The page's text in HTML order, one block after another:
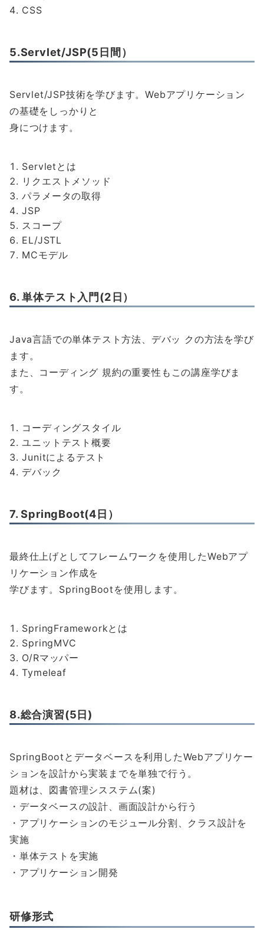
CSS
5.Servlet/JSP(5日間）
Servlet/JSP技術を学びます。Webアプリケーション
の基礎をしっかりと
身につけます。
Servletとは
リクエストメソッド
パラメータの取得
JSP
スコープ
EL/JSTL
MCモデル
6. 単体テスト入門(2日）
Java言語での単体テスト方法、デバッ クの方法を学び
ます。
また、コーディング 規約の重要性もこの講座学びま
す。
コーディングスタイル
ユニットテスト概要
Junitによるテスト
デバック
7. SpringBoot(4日）
最終仕上げとしてフレームワークを使用したWebアプ
リケーション作成を
学びます。SpringBootを使用します。
SpringFrameworkとは
SpringMVC
O/Rマッパー
Tymeleaf
8.総合演習(5日)
SpringBootとデータベースを利用したWebアプリケー
ションを設計から実装までを単独で行う。
題材は、図書管理シスステム(案)
・データベースの設計、画面設計から行う
・アプリケーションのモジュール分割、クラス設計を
実施
・単体テストを実施
・アプリケーション開発
研修形式